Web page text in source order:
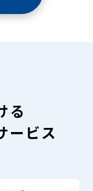
る
ービス